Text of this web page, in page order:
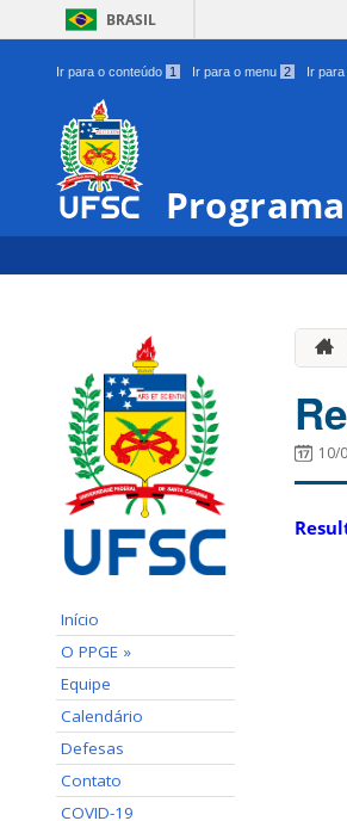
BRASIL
Ir para o conteúdo 1 Ir para o menu 2 Ir
Início
O PPGE »
Equipe
Calendário
Defesas
Contato
COVID-19
10/